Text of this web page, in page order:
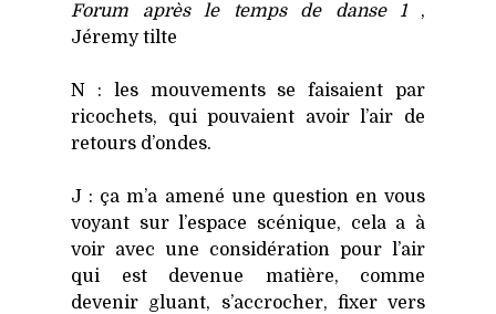
Forum après le temps de danse 1,
Jére­my tilte
N : les mou­ve­ments se fai­saient par
rico­chets, qui pou­vaient avoir l’air de
retours d’ondes.
J : ça m’a ame­né une ques­tion en vous
voyant sur l’espace scé­nique, cela a à
voir avec une consi­dé­ra­tion pour l’air
qui est deve­nue matière, comme
deve­nir gluant, s’accrocher, fixer vers